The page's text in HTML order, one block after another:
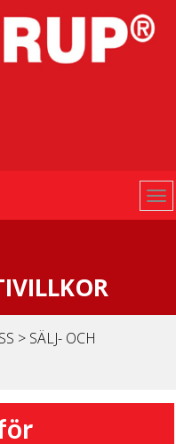
> SÄLJ- OCH